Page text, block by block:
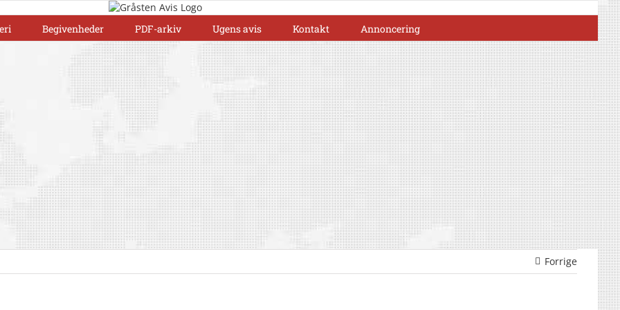
Begivenheder PDF-arkiv Ugens avis Kontakt Annoncering
Forrige